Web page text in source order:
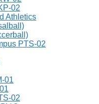
02
Athletics
PTS-02
01
02